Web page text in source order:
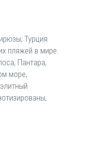
Турция
пляжей в мире.
Пантара,
море,